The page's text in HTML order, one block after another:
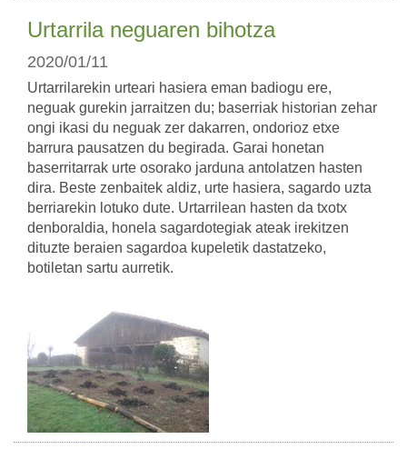
Urtarrila neguaren bihotza
2020/01/11
Urtarrilarekin urteari hasiera eman badiogu ere,
neguak gurekin jarraitzen du; baserriak historian zehar
ongi ikasi du neguak zer dakarren, ondorioz etxe
barrura pausatzen du begirada. Garai honetan
baserritarrak urte osorako jarduna antolatzen hasten
dira. Beste zenbaitek aldiz, urte hasiera, sagardo uzta
berriarekin lotuko dute. Urtarrilean hasten da txotx
denboraldia, honela sagardotegiak ateak irekitzen
dituzte beraien sagardoa kupeletik dastatzeko,
botiletan sartu aurretik.